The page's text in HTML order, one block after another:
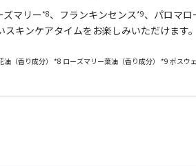
ズマリー*8、フランキンセンス*9、パロマロ
スキンケアタイムをお楽しみいただけます。
（香り成分） *8 ローズマリー葉油（香り成分） *9 ボス